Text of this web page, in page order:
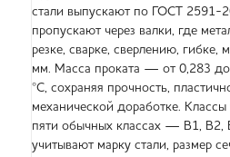
стали выпускают по ГОСТ 2591-
пропускают через валки, где
резке, сварке, сверлению,
мм. Масса проката — от 0,283
°C, сохраняя прочность,
механической доработке.
пяти обычных классах — В1, В2,
учитывают марку стали, размер